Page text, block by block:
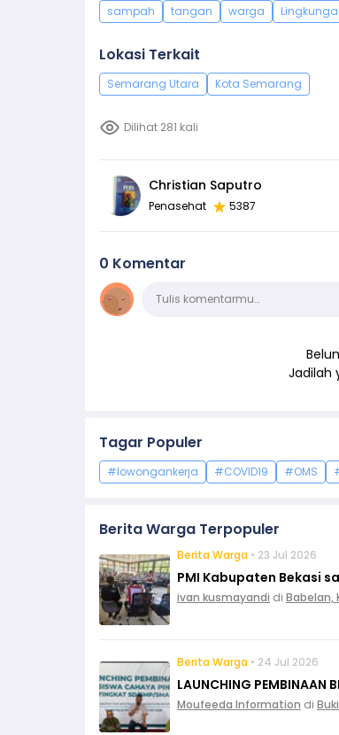
sampah
tangan warga
Lokasi Terkait
Semarang Utara Kota Semarang
Dilihat 281 kali
Christian Saputro
Penasehat 5387
0 Komentar
KomentarTulis komentarmu…
Jadilah
Tagar Populer
#lowongankerja #COVID19 #OMS
Berita Warga Terpopuler
Berita Warga • 23 Jul 2026
PMI Kabupaten Bekasi
ivan kusmayandi di Babelan,
Berita Warga • 24 Jul 2026
LAUNCHING PEMBINAAN
Moufeeda Information di